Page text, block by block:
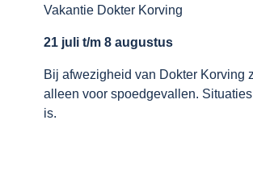
Vakantie Dokter Korving
21 juli t/m 8 augustus
Bij afwezigheid van Dokter Korving
alleen voor spoedgevallen.
is.